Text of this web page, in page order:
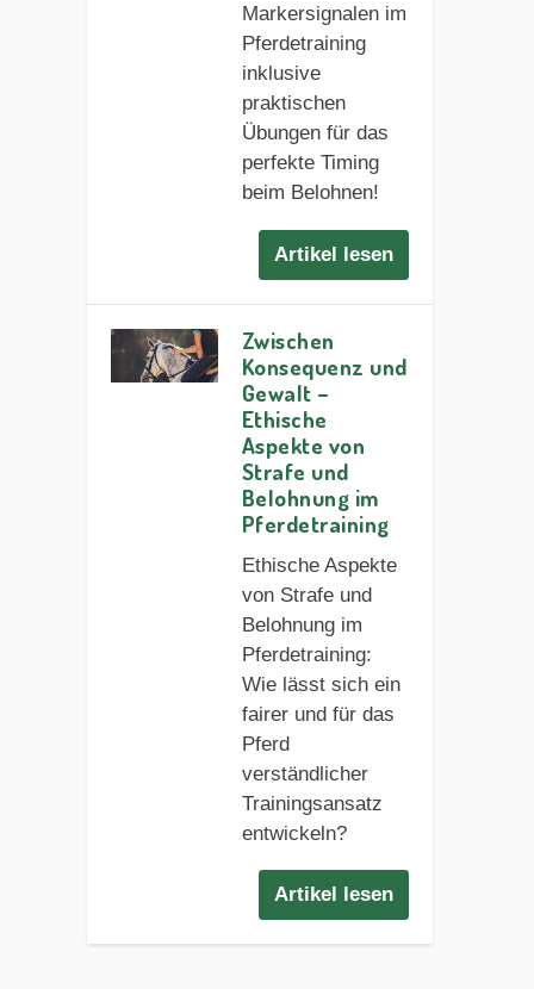
Markersignalen im
Pferdetraining
inklusive
praktischen
Übungen für das
perfekte Timing
beim Belohnen!
Artikel lesen
Zwischen
Konsequenz und
Gewalt –
Ethische
Aspekte von
Strafe und
Belohnung im
Pferdetraining
Ethische Aspekte
von Strafe und
Belohnung im
Pferdetraining:
Wie lässt sich ein
fairer und für das
Pferd
verständlicher
Trainingsansatz
entwickeln?
Artikel lesen